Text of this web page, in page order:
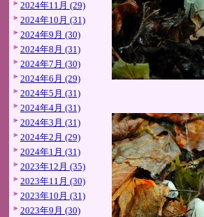
2024年11月 (29)
2024年10月 (31)
2024年9月 (30)
2024年8月 (31)
2024年7月 (30)
2024年6月 (29)
2024年5月 (31)
2024年4月 (31)
2024年3月 (31)
2024年2月 (29)
2024年1月 (31)
2023年12月 (35)
2023年11月 (30)
2023年10月 (31)
2023年9月 (30)